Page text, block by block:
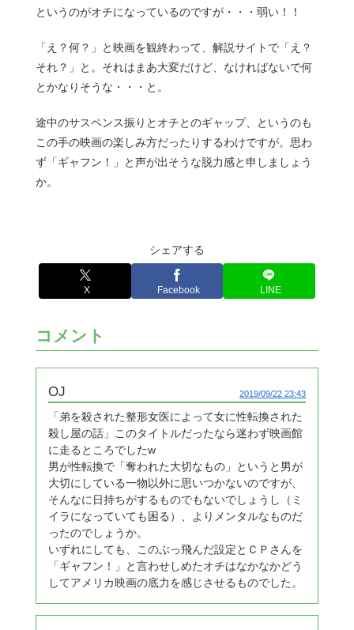
というのがオチになっているのですが・・・弱い！！
「え？何？」と映画を観終わって、解説サイトで「え？
それ？」と。それはまあ大変だけど、なければないで何
とかなりそうな・・・と。
途中のサスペンス振りとオチとのギャップ、というのも
この手の映画の楽しみ方だったりするわけですが。思わ
ず「ギャフン！」と声が出そうな脱力感と申しましょう
か。
シェアする
X Facebook LINE
コメント
OJ 2019/09/22 23:43
「弟を殺された整形女医によって女に性転換された
殺し屋の話」このタイトルだったなら迷わず映画館
に走るところでしたw
男が性転換で「奪われた大切なもの」というと男が
大切にしている一物以外に思いつかないのですが、
そんなに日持ちがするものでもないでしょうし（ミ
イラになっていても困る）、よりメンタルなものだ
ったのでしょうか。
いずれにしても、このぶっ飛んだ設定とＣＰさんを
「ギャフン！」と言わせしめたオチはなかなかどう
してアメリカ映画の底力を感じさせるものでした。